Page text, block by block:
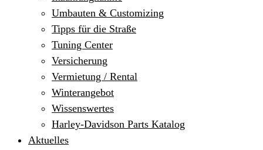
Umbauten & Customizing
Tipps für die Straße
Tuning Center
Versicherung
Vermietung / Rental
Winterangebot
Wissenswertes
Harley-Davidson Parts Katalog
Aktuelles